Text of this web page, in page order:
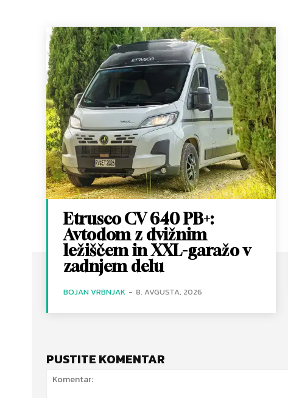
Etrusco CV 640 PB+:
Avtodom z dvižnim
ležiščem in XXL-garažo v
zadnjem delu
BOJAN VRBNJAK - 8. AVGUSTA, 2026
PUSTITE KOMENTAR